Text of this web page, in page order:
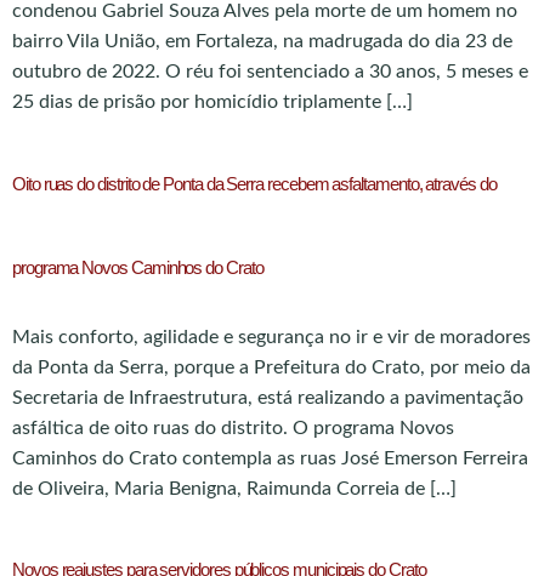
condenou Gabriel Souza Alves pela morte de um homem no
bairro Vila União, em Fortaleza, na madrugada do dia 23 de
outubro de 2022. O réu foi sentenciado a 30 anos, 5 meses e
25 dias de prisão por homicídio triplamente […]
Oito ruas do distrito de Ponta da Serra recebem asfaltamento, através do
programa Novos Caminhos do Crato
Mais conforto, agilidade e segurança no ir e vir de moradores
da Ponta da Serra, porque a Prefeitura do Crato, por meio da
Secretaria de Infraestrutura, está realizando a pavimentação
asfáltica de oito ruas do distrito. O programa Novos
Caminhos do Crato contempla as ruas José Emerson Ferreira
de Oliveira, Maria Benigna, Raimunda Correia de […]
Novos reajustes para servidores públicos municipais do Crato